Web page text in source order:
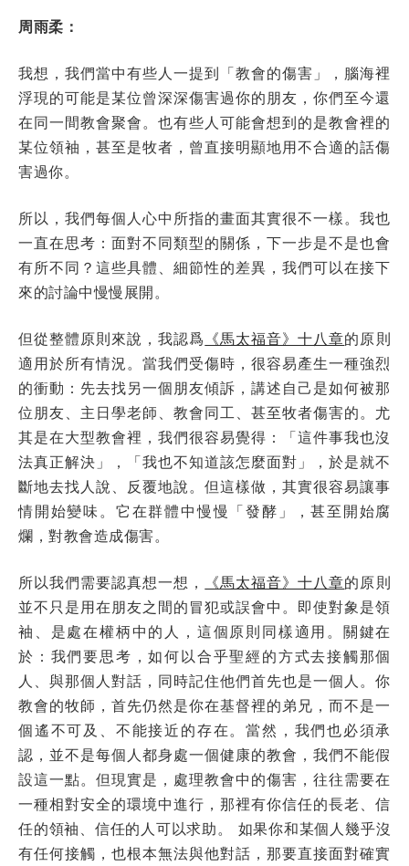
周雨柔：
我想，我們當中有些人一提到「教會的傷害」，腦海裡
浮現的可能是某位曾深深傷害過你的朋友，你們至今還
在同一間教會聚會。也有些人可能會想到的是教會裡的
某位領袖，甚至是牧者，曾直接明顯地用不合適的話傷
害過你。
所以，我們每個人心中所指的畫面其實很不一樣。我也
一直在思考：面對不同類型的關係，下一步是不是也會
有所不同？這些具體、細節性的差異，我們可以在接下
來的討論中慢慢展開。
但從整體原則來說，我認爲 《馬太福音》十八章的原則
適用於所有情況。當我們受傷時，很容易產生一種強烈
的衝動：先去找另一個朋友傾訴，講述自己是如何被那
位朋友、主日學老師、教會同工、甚至牧者傷害的。尤
其是在大型教會裡，我們很容易覺得：「這件事我也沒
法真正解決」，「我也不知道該怎麼面對」，於是就不
斷地去找人說、反覆地說。但這樣做，其實很容易讓事
情開始變味。它在群體中慢慢「發酵」，甚至開始腐
爛，對教會造成傷害。
所以我們需要認真想一想， 《馬太福音》十八章的原則
並不只是用在朋友之間的冒犯或誤會中。即使對象是領
袖、是處在權柄中的人，這個原則同樣適用。關鍵在
於：我們要思考，如何以合乎聖經的方式去接觸那個
人、與那個人對話，同時記住他們首先也是一個人。你
教會的牧師，首先仍然是你在基督裡的弟兄，而不是一
個遙不可及、不能接近的存在。當然，我們也必須承
認，並不是每個人都身處一個健康的教會，我們不能假
設這一點。但現實是，處理教會中的傷害，往往需要在
一種相對安全的環境中進行，那裡有你信任的長老、信
任的領袖、信任的人可以求助。 如果你和某個人幾乎沒
有任何接觸，也根本無法與他對話，那要直接面對確實